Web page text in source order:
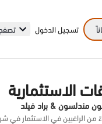
تسجيل الدخول
الاستثمارية
مندلسون & براد فيلد
من الراغبين في الاستثمار في